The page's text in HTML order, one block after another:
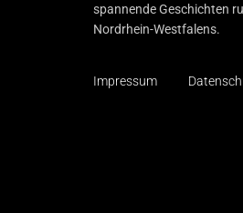
spannende Geschichten
Nordrhein-Westfalens.
Impressum